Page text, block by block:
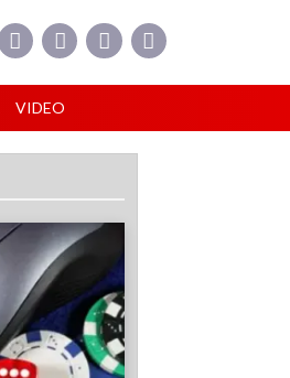
VIDEO